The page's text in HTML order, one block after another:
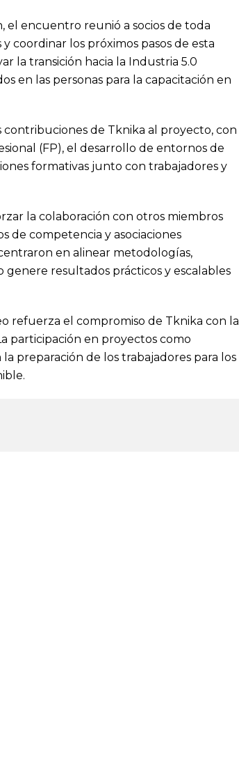
el encuentro reunió a socios de toda
coordinar los próximos pasos de esta
la transición hacia la Industria 5.0
en las personas para la capacitación en
contribuciones de Tknika al proyecto, con
(FP), el desarrollo de entornos de
formativas junto con trabajadores y
la colaboración con otros miembros
de competencia y asociaciones
en alinear metodologías,
resultados prácticos y escalables
refuerza el compromiso de Tknika con la
participación en proyectos como
preparación de los trabajadores para los